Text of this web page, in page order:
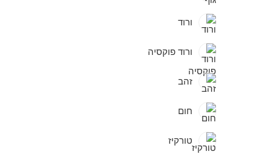
ורוד
ורוד פוקסיה
זהב
חום
טורקיז